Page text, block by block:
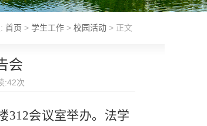
首页 > 学生工作 > 校园活动 > 正文
会
:42次
312会议室举办。法学